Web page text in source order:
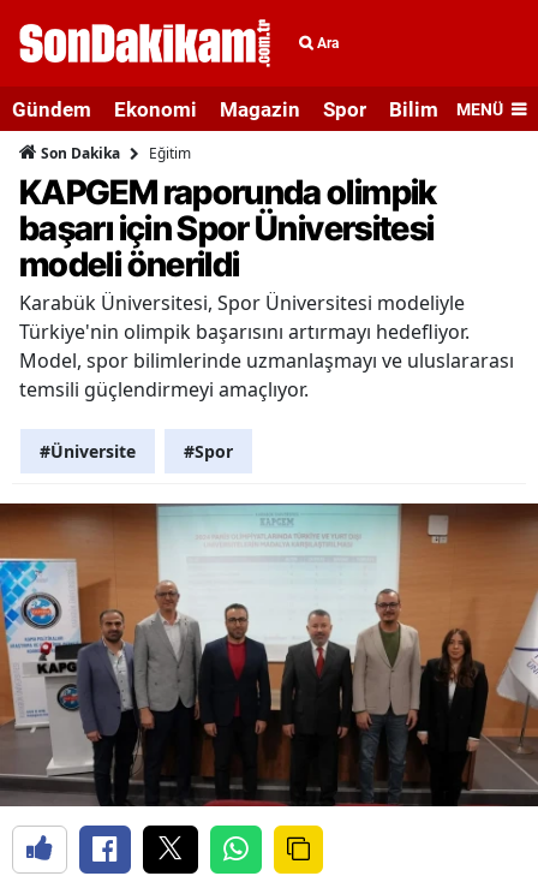
Ara
Gündem Ekonomi Magazin Spor Bilim veMENÜ
Son Dakika Eğitim
KAPGEM raporunda olimpik
başarı için Spor Üniversitesi
modeli önerildi
Karabük Üniversitesi, Spor Üniversitesi modeliyle
Türkiye'nin olimpik başarısını artırmayı hedefliyor.
Model, spor bilimlerinde uzmanlaşmayı ve uluslararası
temsili güçlendirmeyi amaçlıyor.
#Üniversite #Spor